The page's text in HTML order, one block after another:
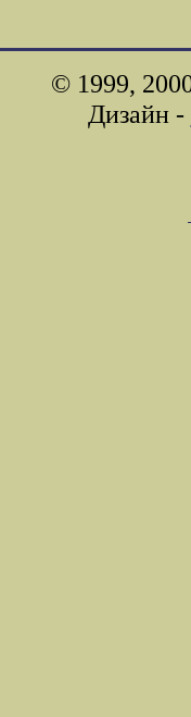
© 1999,
Дизайн -